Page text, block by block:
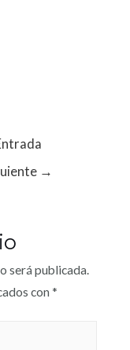
→
será publicada.
con *